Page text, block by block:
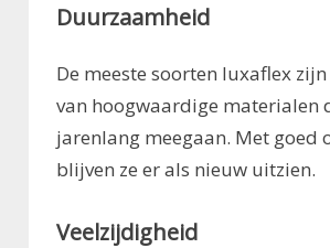
Duurzaamheid
De meeste soorten luxaflex
van hoogwaardige materialen
jarenlang meegaan. Met goed
blijven ze er als nieuw uitzien.
Veelzijdigheid